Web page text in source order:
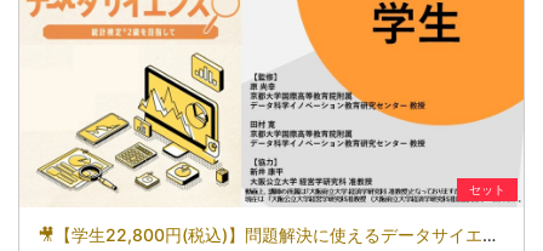
セット
🎥【学生22,800円(税込)】問題解決に使えるデータサイエンス～統計検定(R)2級を目指して～［京都大学データサイエンス講座］（2026）